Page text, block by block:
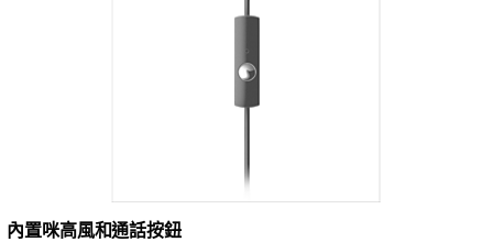
內置咪高風和通話按鈕